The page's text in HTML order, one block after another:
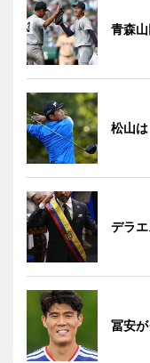
青森
松山
デラ
冨安